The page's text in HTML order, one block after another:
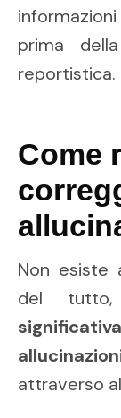
prima
reportistica.
Come
Non esiste
del
attraverso